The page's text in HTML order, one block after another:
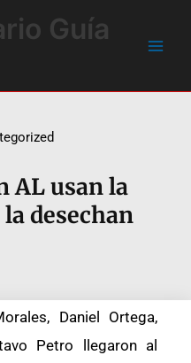
Guía
AL usan la
desechan
Daniel Ortega,
Petro llegaron al